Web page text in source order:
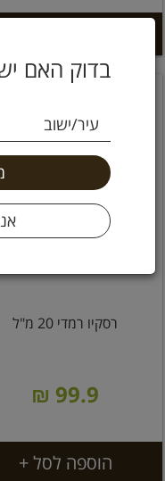
בדוק האם
עיר/ישוב
רסקיו רמדי 20 מ"ל
99.9 ₪
הוספה לסל +